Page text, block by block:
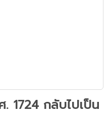
1724 กลับไปเป็น